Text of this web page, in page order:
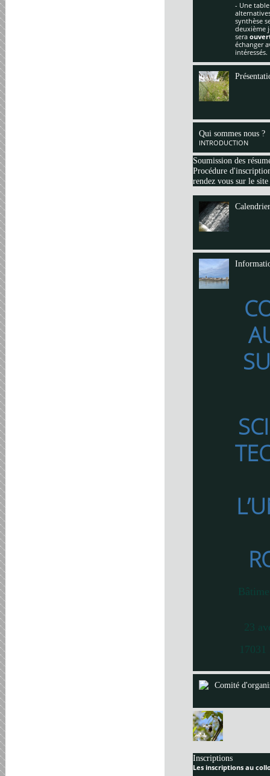
- Une
synthèse
deuxième
sera
échanger
intéressés.
Qui sommes nous ?
INTRODUCTION
Soumission des
Procédure
rendez vous sur le
Calendrier
23
Comité
Inscriptions
Les inscriptions au